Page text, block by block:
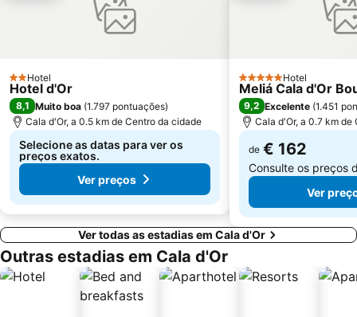
Sa Font de Sa Cala
Parque Natural de Modragó
2 Estrelas
Hotel
Hotel d'Or
8,1 Muito boa (1.797 pontuações)
Cala d'Or, a 0.5 km de Centro da cidade
Selecione as datas para ver os
preços exatos.
Ver preços
5 EstrelasHotel
Meliá Cala d'Or
9,2 Excelente (1.451
Cala d'Or, a 0.7 km de
de € 162
Consulte os preços
Ver
Ver todas as estadias em Cala d'Or
Outras estadias em Cala d'Or